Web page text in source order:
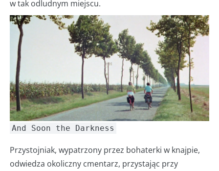
w tak odludnym miejscu.
And Soon the Darkness
Przystojniak, wypatrzony przez bohaterki w knajpie,
odwiedza okoliczny cmentarz, przystając przy